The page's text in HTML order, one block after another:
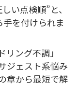
い点検順”と、
を付けられま
リング不調」
ジェスト系悩み
章から最短で解